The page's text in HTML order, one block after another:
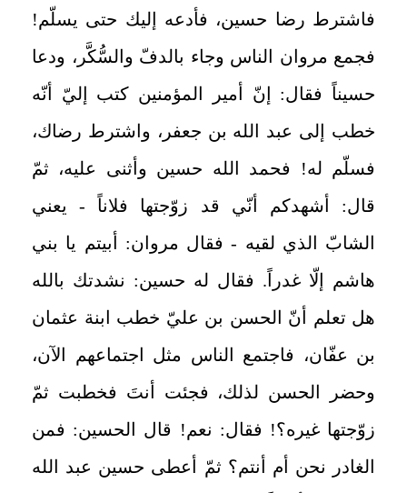
فاشترط رضا حسين، فأدعه إليك حتى يسلّم!
فجمع مروان الناس وجاء بالدفّ والسُّكَّر، ودعا
حسيناً فقال: إنّ أمير المؤمنين كتب إليّ أنّه
خطب إلى عبد الله بن جعفر، واشترط رضاك،
فسلّم له! فحمد الله حسين وأثنى عليه، ثمّ
قال: أشهدكم أنّي قد زوّجتها فلاناً - يعني
الشابّ الذي لقيه - فقال مروان: أبيتم يا بني
هاشم إلّا غدراً. فقال له حسين: نشدتك بالله
هل تعلم أنّ الحسن بن عليّ خطب ابنة عثمان
بن‏ عفّان، فاجتمع الناس مثل اجتماعهم الآن،
وحضر الحسن لذلك، فجئت أنتَ فخطبت ثمّ
زوّجتها غيره؟! فقال: نعم! قال الحسين: فمن
الغادر نحن أم أنتم؟ ثمّ أعطى حسين عبد الله